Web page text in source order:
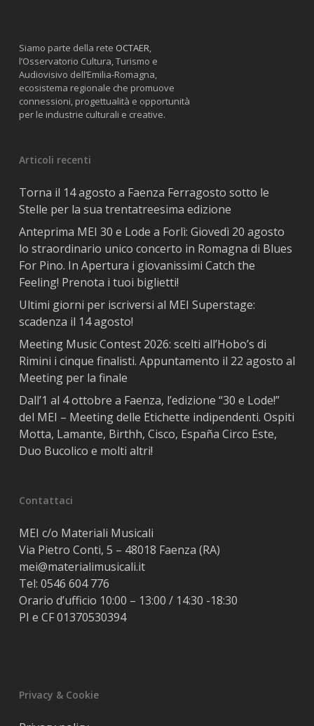
Siamo parte della rete OCTAER,
l’Osservatorio Cultura, Turismo e
Audiovisivo dell’Emilia-Romagna,
ecosistema regionale che promuove
connessioni, progettualità e opportunità
per le industrie culturali e creative.
Articoli recenti
Torna il 14 agosto a Faenza Ferragosto sotto le
Stelle per la sua trentatreesima edizione
Anteprima MEI 30 e Lode a Forlì: Giovedì 20 agosto
lo straordinario unico concerto in Romagna di Blues
For Pino. In Apertura i giovanissimi Catch the
Feeling! Prenota i tuoi biglietti!
Ultimi giorni per iscriversi al MEI Superstage:
scadenza il 14 agosto!
Meeting Music Contest 2026: scelti all’Hobo’s di
Rimini i cinque finalisti. Appuntamento il 22 agosto al
Meeting per la finale
Dall’1 al 4 ottobre a Faenza, l’edizione “30 e Lode!”
del MEI – Meeting delle Etichette indipendenti. Ospiti
Motta, Lamante, Birthh, Cisco, España Circo Este,
Duo Bucolico e molti altri!
Contattaci
MEI c/o Materiali Musicali
Via Pietro Conti, 5 – 48018 Faenza (RA)
mei@materialimusicali.it
Tel: 0546 604 776
Orario d’ufficio 10:00 – 13:00 / 14:30 -18:30
PI e CF 01370530394
Privacy & Cookie